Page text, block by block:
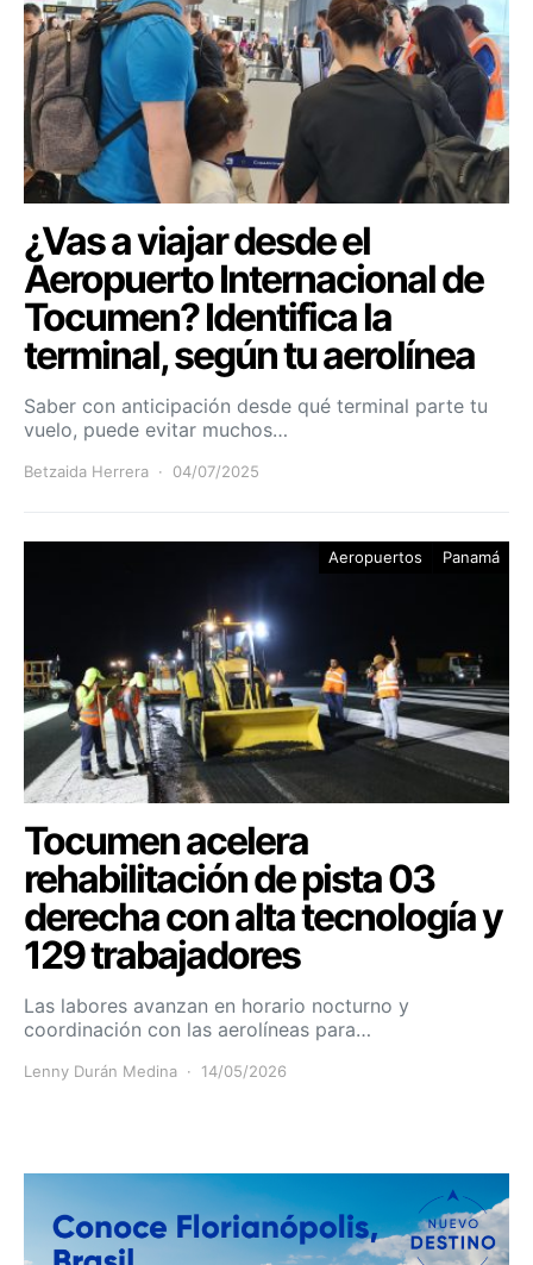
¿Vas a viajar desde el
Aeropuerto Internacional de
Tocumen? Identifica la
terminal, según tu aerolínea
Saber con anticipación desde qué terminal parte tu
vuelo, puede evitar muchos…
Betzaida Herrera 04/07/2025
Aeropuertos Panamá
Tocumen acelera
rehabilitación de pista 03
derecha con alta tecnología y
129 trabajadores
Las labores avanzan en horario nocturno y
coordinación con las aerolíneas para…
Lenny Durán Medina 14/05/2026